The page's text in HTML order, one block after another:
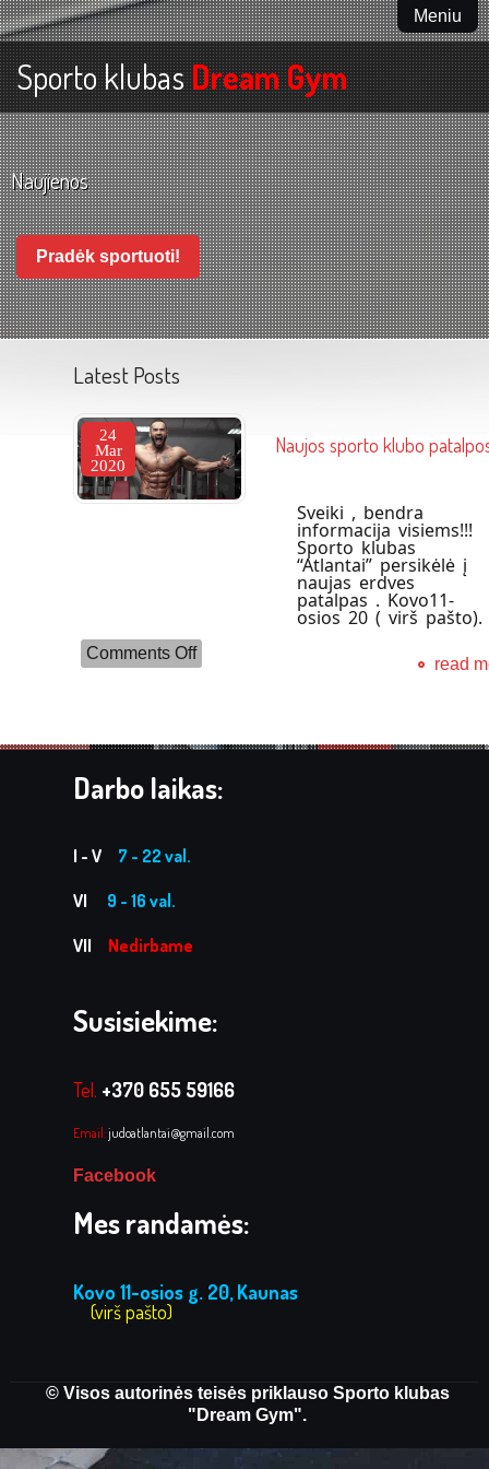
Meniu
Sporto klubasDream Gym
Naujienos
Pradėk sportuoti!
Latest Posts
24
Mar
2020
Comments Offon
Naujos
Naujos sporto klubo
Sveiki , bendra
informacija visiems!!!
Sporto klubas
“Atlantai” persikėlė į
naujas erdves
patalpas . Kovo11-
osios 20 ( virš pašto).
read
Darbo laikas:
I - V 7 - 22 val.
VI 9 - 16 val.
VII Nedirbame
Susisiekime:
Tel. +370 655 59166
Email:judoatlantai@gmail.com
Facebook
Mes randamės:
Kovo 11-osios g. 20, Kaunas
(virš pašto)
© Visos autorinės teisės priklauso Sporto klubas
"Dream Gym".